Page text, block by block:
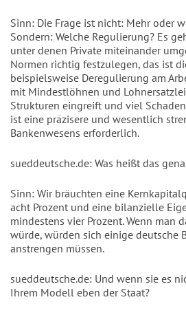
Sinn: Die Frage ist nicht: Mehr oder
Sondern: Welche Regulierung? Es
unter denen Private miteinander
Normen richtig festzulegen, das ist
beispielsweise Deregulierung am
mit Mindestlöhnen und
Strukturen eingreift und viel
ist eine präzisere und wesentlich
Bankenwesens erforderlich.
sueddeutsche.de: Was heißt das
Sinn: Wir bräuchten eine
acht Prozent und eine bilanzielle
mindestens vier Prozent. Wenn man
würde, würden sich einige deutsche
anstrengen müssen.
sueddeutsche.de: Und wenn sie es
Ihrem Modell eben der Staat?